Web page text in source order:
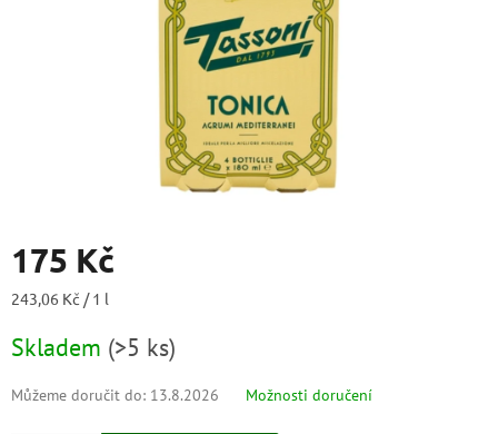
175 Kč
Měrná
243,06 Kč / 1 l
Skladem (>5 ks)
Můžeme doručit do: 13.8.2026 Možnosti doručení